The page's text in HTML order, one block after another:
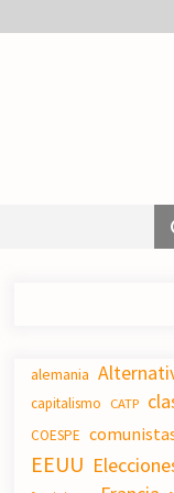
20/
alemania
capitalismo CATP
COESPE
EEUU